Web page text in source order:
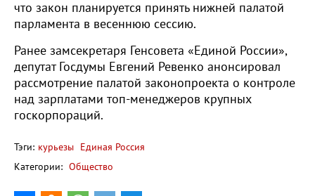
что закон планируется принять нижней палатой
парламента в весеннюю сессию.
Ранее замсекретаря Генсовета «Единой России»,
депутат Госдумы Евгений Ревенко анонсировал
рассмотрение палатой законопроекта о контроле
над зарплатами топ-менеджеров крупных
госкорпораций.
Тэги: курьезы Единая Россия
Категории: Общество